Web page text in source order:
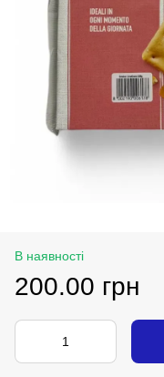
В наявності
200.00 грн